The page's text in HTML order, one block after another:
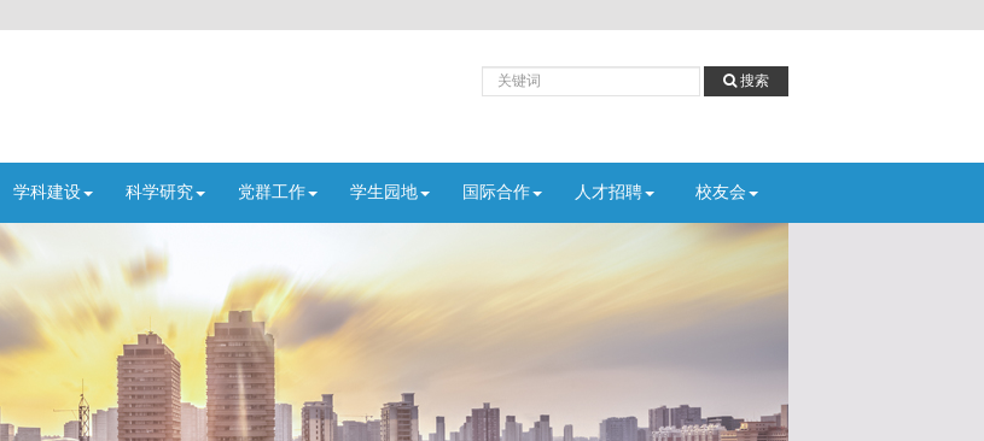
索
搜索
学科建设 科学研究 党群工作 学生园地 国际合作 人才招聘 校友会